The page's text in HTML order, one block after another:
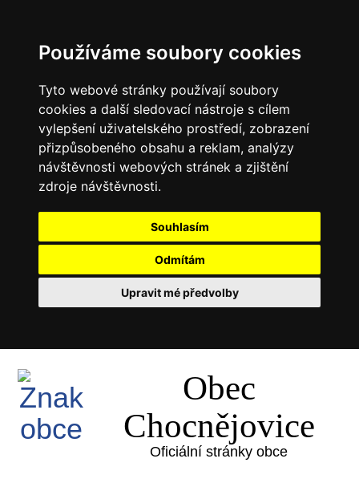
Používáme soubory cookies
Tyto webové stránky používají soubory
cookies a další sledovací nástroje s cílem
vylepšení uživatelského prostředí, zobrazení
přizpůsobeného obsahu a reklam, analýzy
návštěvnosti webových stránek a zjištění
zdroje návštěvnosti.
Souhlasím
Odmítám
Upravit mé předvolby
Obec
Chocnějovice
Oficiální stránky obce